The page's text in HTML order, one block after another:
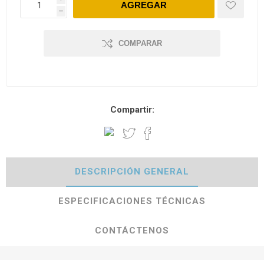
h
COMPARAR
Compartir:
DESCRIPCIÓN GENERAL
ESPECIFICACIONES TÉCNICAS
CONTÁCTENOS